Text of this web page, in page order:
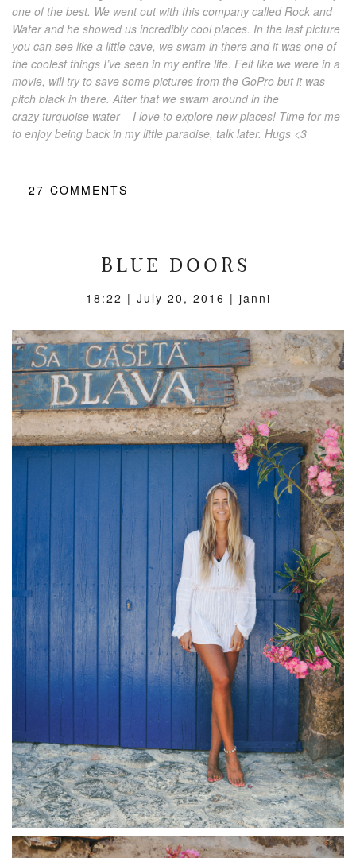
one of the best. We went out with this company called Rock and
Water and he showed us incredibly cool places. In the last picture
you can see like a little cave, we swam in there and it was one of
the coolest things I’ve seen in my entire life. Felt like we were in a
movie, will try to save some pictures from the GoPro but it was
pitch black in there. After that we swam around in the
crazy turquoise water – I love to explore new places! Time for me
to enjoy being back in my little paradise, talk later. Hugs <3
27 COMMENTS
BLUE DOORS
18:22 | July 20, 2016 | janni